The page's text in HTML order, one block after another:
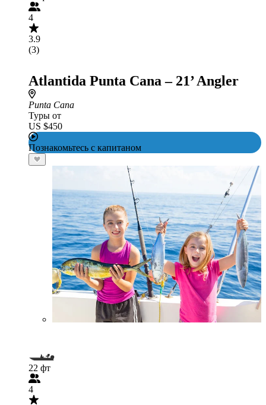
4
3.9
(3)
Atlantida Punta Cana – 21’ Angler
Punta Cana
Туры от
US $450
Познакомьтесь с капитаном
22 фт
4